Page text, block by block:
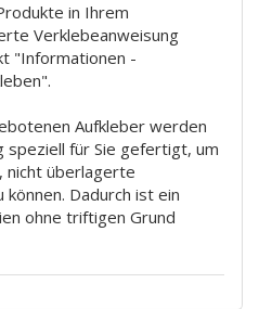
in Ihrem
Verklebeanweisung
"Informationen -
Aufkleber werden
speziell für Sie gefertigt, um
nicht überlagerte
Dadurch ist ein
ohne triftigen Grund